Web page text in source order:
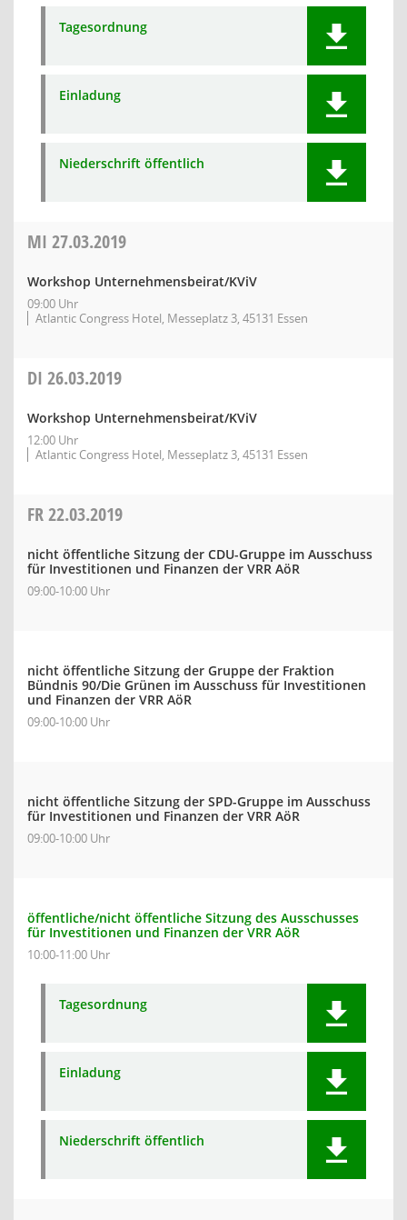
Tagesordnung
Einladung
Niederschrift öffentlich
MI 27.03.2019
Workshop Unternehmensbeirat/KViV
09:00 Uhr
Atlantic Congress Hotel, Messeplatz 3, 45131 Essen
DI 26.03.2019
Workshop Unternehmensbeirat/KViV
12:00 Uhr
Atlantic Congress Hotel, Messeplatz 3, 45131 Essen
FR22.03.2019
nicht öffentliche Sitzung der CDU-Gruppe im Ausschuss
für Investitionen und Finanzen der VRR AöR
09:00-10:00 Uhr
nicht öffentliche Sitzung der Gruppe der Fraktion
Bündnis 90/Die Grünen im Ausschuss für Investitionen
und Finanzen der VRR AöR
09:00-10:00 Uhr
nicht öffentliche Sitzung der SPD-Gruppe im Ausschuss
für Investitionen und Finanzen der VRR AöR
09:00-10:00 Uhr
öffentliche/nicht öffentliche Sitzung des Ausschusses
für Investitionen und Finanzen der VRR AöR
10:00-11:00 Uhr
Tagesordnung
Einladung
Niederschrift öffentlich